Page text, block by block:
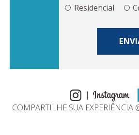
Residencial
COMPARTILHE SUA